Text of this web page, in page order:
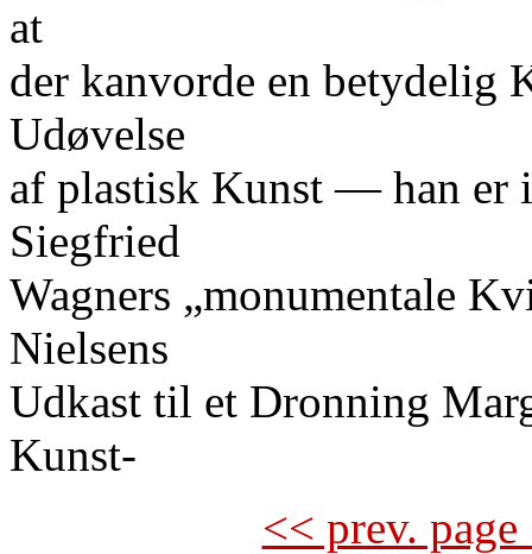
at
der kanvorde en betydelig
Udøvelse
af plastisk Kunst — han er
Siegfried
Wagners „monumentale
Nielsens
Udkast til et Dronning
Kunst-
<< prev.